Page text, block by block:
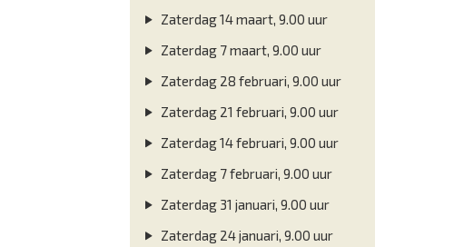
Zaterdag 14 maart, 9.00 uur
Zaterdag 7 maart, 9.00 uur
Zaterdag 28 februari, 9.00 uur
Zaterdag 21 februari, 9.00 uur
Zaterdag 14 februari, 9.00 uur
Zaterdag 7 februari, 9.00 uur
Zaterdag 31 januari, 9.00 uur
Zaterdag 24 januari, 9.00 uur